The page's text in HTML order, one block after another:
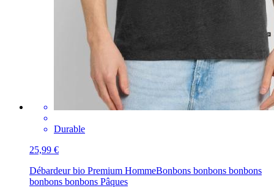
Durable
25,99 €
Débardeur bio Premium HommeBonbons bonbons bonbons
bonbons bonbons Pâques